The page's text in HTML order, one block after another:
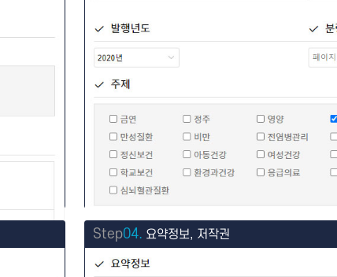
Step04. 요약정보, 저작권